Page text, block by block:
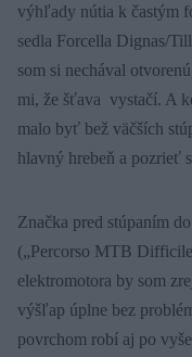
výhľady nútia k častým
sedla Forcella Dignas/
som si nechával
mi, že šťava vystačí. A
malo byť bež väčších
hlavný hrebeň a pozrieť
Značka pred stúpaním
(„Percorso MTB
elektromotora by som
výšľap úplne bez
povrchom robí aj po